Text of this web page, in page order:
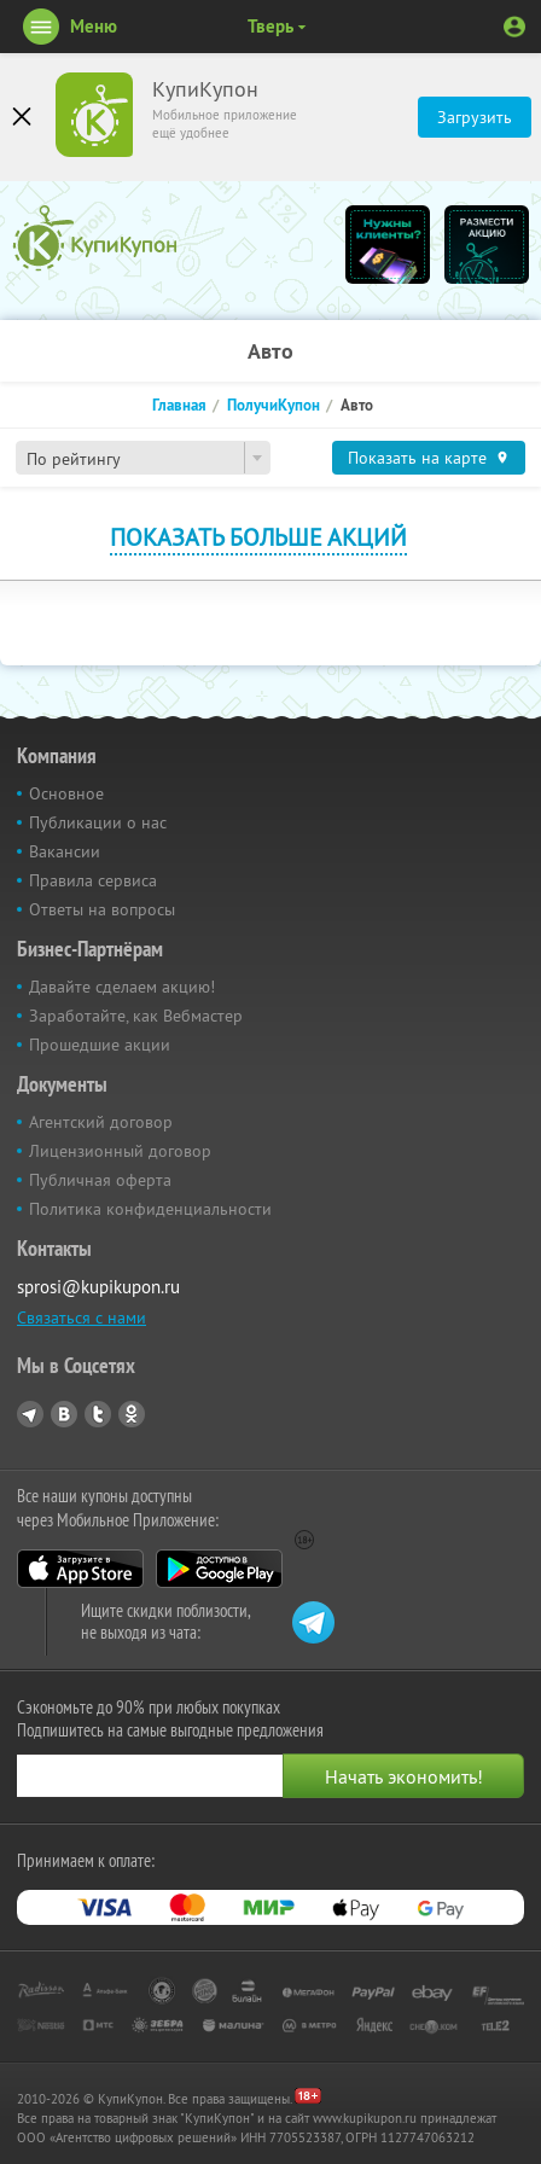
КупиКупон
Мобильное приложение
ещё удобнее
Загрузить
Меню Тверь
Авто
По рейтингу
Главная ПолучиКупон Авто
Показать на карте
ПОКАЗАТЬ БОЛЬШЕ АКЦИЙ
Компания
Основное
Публикации о нас
Вакансии
Правила сервиса
Ответы на вопросы
Бизнес-Партнёрам
Давайте сделаем акцию!
Заработайте, как Вебмастер
Прошедшие акции
Документы
Агентский договор
Лицензионный договор
Публичная оферта
Политика конфиденциальности
Контакты
sprosi@kupikupon.ru
Связаться с нами
Мы в Соцсетях
Все наши купоны доступны
через Мобильное Приложение:
Ищите скидки поблизости,
не выходя из чата:
Сэкономьте до 90% при любых покупках
Подпишитесь на самые выгодные предложения
Принимаем к оплате:
2010-2026 © КупиКупон. Все права защищены.
Все права на товарный знак "КупиКупон" и на сайт www.kupikupon.ru принадлежат
OOO «Агентство цифровых решений» ИНН 7705523387, ОГРН 1127747063212